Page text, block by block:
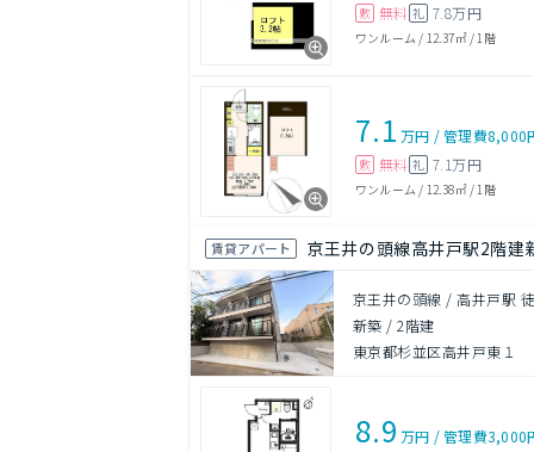
敷 無料 礼 7.8万円
ワンルーム / 12.37㎡/ 1階
7.1 万円 /管理費8,000
敷 無料 礼 7.1万円
ワンルーム / 12.38㎡/ 1階
賃貸アパート 京王井の頭線高井戸駅2階建
京王井の頭線 / 高井戸駅
新築 /2階建
東京都杉並区高井戸東１
8.9 万円 /管理費3,000